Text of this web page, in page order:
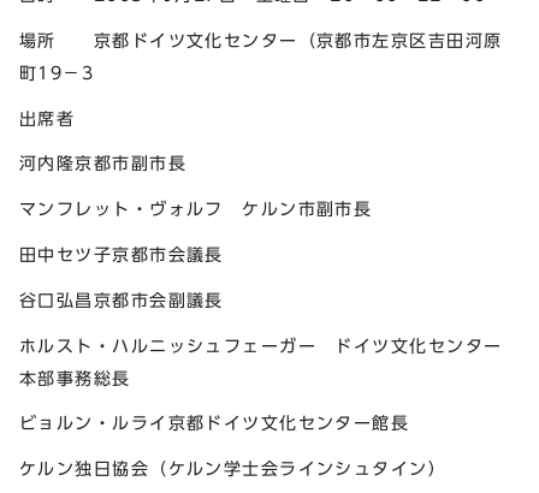
場所 京都ドイツ文化センター（京都市左京区吉田河原
町19－3
出席者
河内隆京都市副市長
マンフレット・ヴォルフ ケルン市副市長
田中セツ子京都市会議長
谷口弘昌京都市会副議長
ホルスト・ハルニッシュフェーガー ドイツ文化センター
本部事務総長
ビョルン・ルライ京都ドイツ文化センター館長
ケルン独日協会（ケルン学士会ラインシュタイン）